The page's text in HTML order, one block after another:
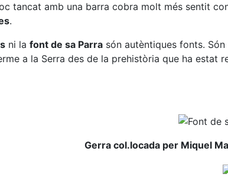
tancat amb una barra cobra molt més sentit
.
ni la font de sa Parra són autèntiques fonts.
a la Serra des de la prehistòria que ha estat
Gerra col.locada per Miquel